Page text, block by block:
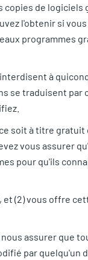
copies de
l'obtenir si
programmes
à
se traduisent
soit à titre gratuit
vous assurer
pour qu'ils
(2) vous offre
assurer que
par quelqu'un